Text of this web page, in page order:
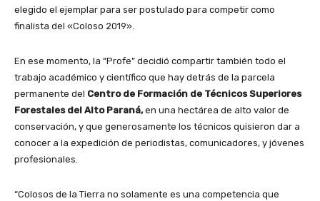
elegido el ejemplar para ser postulado para competir como
finalista del «Coloso 2019».
En ese momento, la “Profe” decidió compartir también todo el
trabajo académico y científico que hay detrás de la parcela
permanente del Centro de Formación de Técnicos Superiores
Forestales del Alto Paraná,en una hectárea de alto valor de
conservación, y que generosamente los técnicos quisieron dar a
conocer a la expedición de periodistas, comunicadores, y jóvenes
profesionales.
“Colosos de la Tierra no solamente es una competencia que